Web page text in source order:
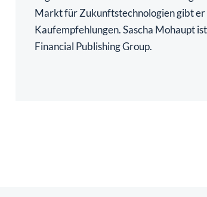
Markt für Zukunftstechnologien gibt
Kaufempfehlungen. Sascha Mohaupt
Financial Publishing Group.